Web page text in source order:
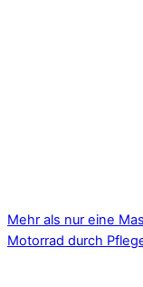
Mehr als nur eine
Motorrad durch